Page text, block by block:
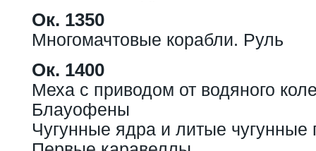
Ок. 1350
Многомачтовые корабли. Руль
Ок. 1400
Меха с приводом от водяного
Блауофены
Чугунные ядра и литые чугунные